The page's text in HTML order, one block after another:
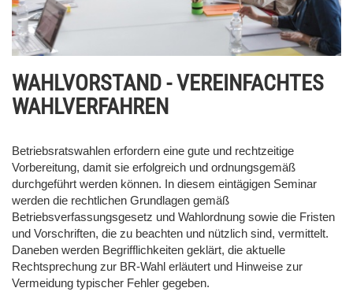
WAHLVORSTAND - VEREINFACHTES
WAHLVERFAHREN
Betriebsratswahlen erfordern eine gute und rechtzeitige
Vorbereitung, damit sie erfolgreich und ordnungsgemäß
durchgeführt werden können. In diesem eintägigen Seminar
werden die rechtlichen Grundlagen gemäß
Betriebsverfassungsgesetz und Wahlordnung sowie die Fristen
und Vorschriften, die zu beachten und nützlich sind, vermittelt.
Daneben werden Begrifflichkeiten geklärt, die aktuelle
Rechtsprechung zur BR-Wahl erläutert und Hinweise zur
Vermeidung typischer Fehler gegeben.